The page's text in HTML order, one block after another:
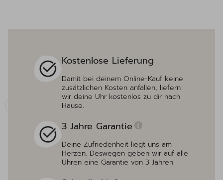
Kostenlose Lieferung
Damit bei deinem Online-Kauf keine
zusätzlichen Kosten anfallen, liefern
wir deine Uhr kostenlos zu dir nach
Hause.
3 Jahre Garantie
Deine Zufriedenheit liegt uns am
Herzen. Deswegen geben wir auf alle
Uhren eine Garantie von 3 Jahren.